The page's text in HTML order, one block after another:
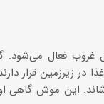
غروب فعال می‌شود.
غذا در زیرزمین قرار
این موش گاهی